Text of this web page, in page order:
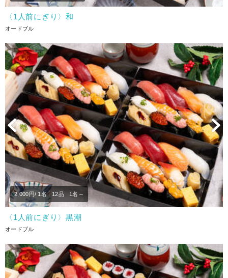
〈1人前にぎり〉和
オードブル
Previous
2,000円/ 1名 12品 1名～
〈1人前にぎり〉黒潮
オードブル